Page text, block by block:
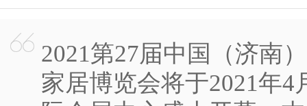
2021第27届中国（济南
家居博览会将于2021年4